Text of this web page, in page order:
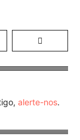
alerte-nos.